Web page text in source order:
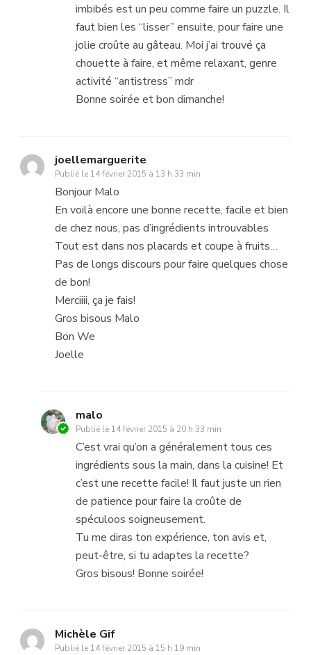
imbibés est un peu comme faire un puzzle. Il
faut bien les “lisser” ensuite, pour faire une
jolie croûte au gâteau. Moi j’ai trouvé ça
chouette à faire, et même relaxant, genre
activité “antistress” mdr
Bonne soirée et bon dimanche!
joellemarguerite
Publié le 14 février 2015 à 13 h 33 min
Bonjour Malo
En voilà encore une bonne recette, facile et bien
de chez nous, pas d’ingrédients introuvables
Tout est dans nos placards et coupe à fruits…
Pas de longs discours pour faire quelques chose
de bon!
Merciiii, ça je fais!
Gros bisous Malo
Bon We
Joelle
malo
Publié le 14 février 2015 à 20 h 33 min
C’est vrai qu’on a généralement tous ces
ingrédients sous la main, dans la cuisine! Et
c’est une recette facile! Il faut juste un rien
de patience pour faire la croûte de
spéculoos soigneusement.
Tu me diras ton expérience, ton avis et,
peut-être, si tu adaptes la recette?
Gros bisous! Bonne soirée!
Michèle Gif
Publié le 14 février 2015 à 15 h 19 min